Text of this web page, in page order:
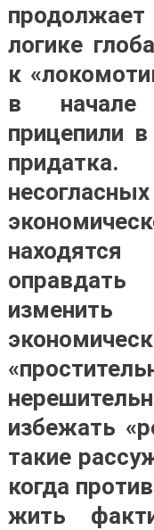
логике
к
в начале
прицепили
избежать
такие
когда
жить